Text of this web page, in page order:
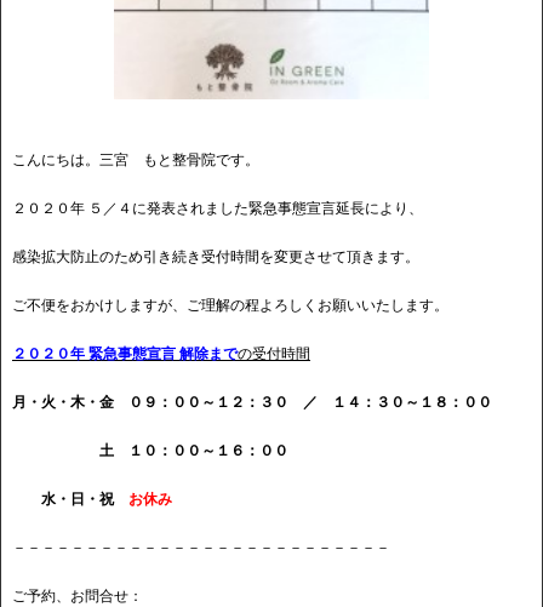
こんにちは。三宮 もと整骨院です。
２０２０年 ５／４に発表されました緊急事態宣言延長により、
感染拡大防止のため引き続き受付時間を変更させて頂きます。
ご不便をおかけしますが、ご理解の程よろしくお願いいたします。
２０２０年 緊急事態宣言 解除までの受付時間
月・火・木・金 ０９：００～１２：３０ ／ １４：３０～１８：００
土 １０：００～１６：００
水・日・祝 お休み
－－－－－－－－－－－－－－－－－－－－－－－－－－
ご予約、お問合せ：